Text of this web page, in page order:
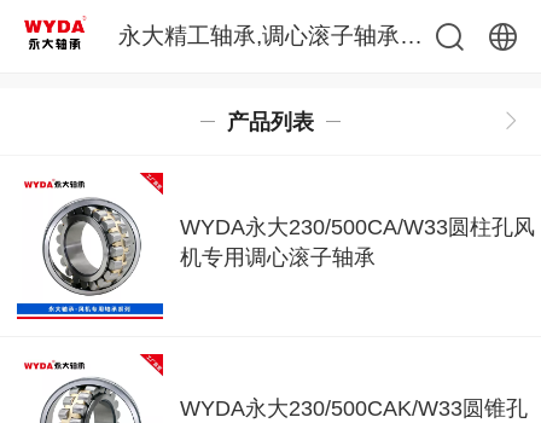
永大精工轴承,调心滚子轴承生产厂家
产品列表
WYDA永大230/500CA/W33圆柱孔风
机专用调心滚子轴承
WYDA永大230/500CAK/W33圆锥孔